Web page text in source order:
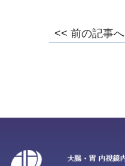
<< 前の記事へ